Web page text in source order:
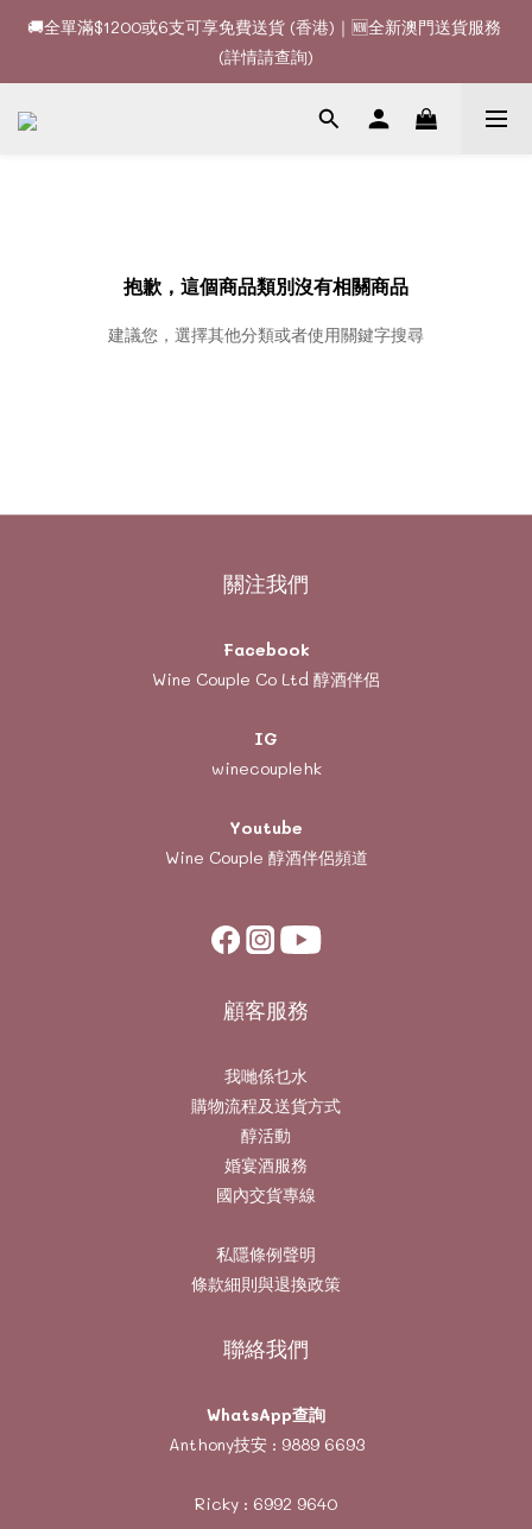
🚚全單滿$1200或6支可享免費送貨 (香港)｜🆕全新澳門送貨服務
(詳情請查詢)
🚚全單滿$1200或6支可享免費送貨 (香港)｜🆕全新澳門送貨服務
(詳情請查詢)
🍷酒款、優惠經常更新，請時刻追蹤我地😊｜🤵👰Wine Couple
抱歉，這個商品類別沒有相關商品
建議您，選擇其他分類或者使用關鍵字搜尋
關注我們
Facebook
Wine Couple Co Ltd 醇酒伴侶
IG
winecouplehk
Youtube
Wine Couple 醇酒伴侶頻道
顧客服務
我哋係乜水
購物流程及送貨方式
醇活動
婚宴酒服務
國內交貨專線
私隱條例聲明
條款細則與退換政策
聯絡我們
WhatsApp查詢
Anthony技安 : 9889 6693
Ricky : 6992 9640